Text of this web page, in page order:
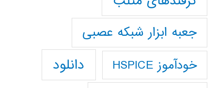
جعبه ابزار شبکه عصبی
خودآموز HSPICE دانلود